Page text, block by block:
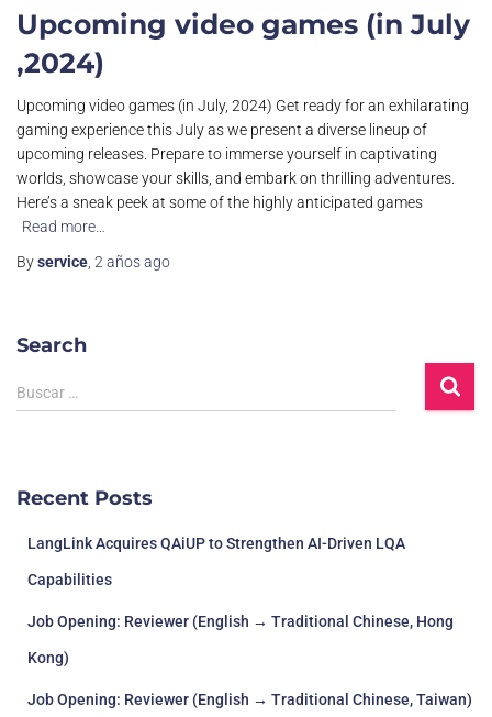
Upcoming video games (in July
,2024)
Upcoming video games (in July, 2024) Get ready for an exhilarating
gaming experience this July as we present a diverse lineup of
upcoming releases. Prepare to immerse yourself in captivating
worlds, showcase your skills, and embark on thrilling adventures.
Here’s a sneak peek at some of the highly anticipated games
Read more…
Byservice 2 añosago
Search
Buscar …
Recent Posts
LangLink Acquires QAiUP to Strengthen AI-Driven LQA
Capabilities
Job Opening: Reviewer (English → Traditional Chinese, Hong
Kong)
Job Opening: Reviewer (English → Traditional Chinese, Taiwan)